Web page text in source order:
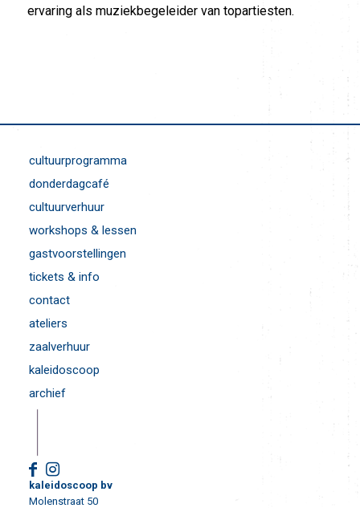
ervaring als muziekbegeleider van topartiesten.
cultuurprogramma
donderdagcafé
cultuurverhuur
workshops & lessen
gastvoorstellingen
tickets & info
contact
ateliers
zaalverhuur
kaleidoscoop
archief
kaleidoscoop bv
Molenstraat 50